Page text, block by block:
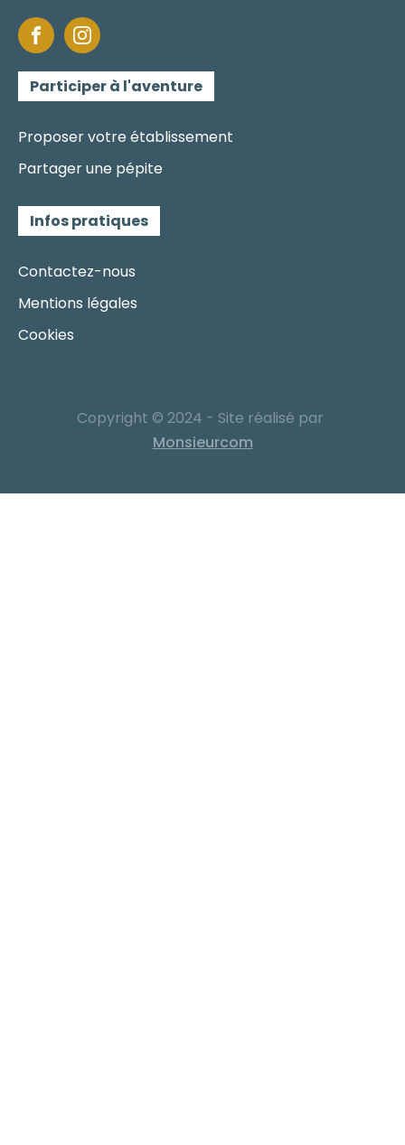
Participer à l'aventure
Proposer votre établissement
Partager une pépite
Infos pratiques
Contactez-nous
Mentions légales
Cookies
Copyright © 2024 - Site réalisé par
Monsieurcom